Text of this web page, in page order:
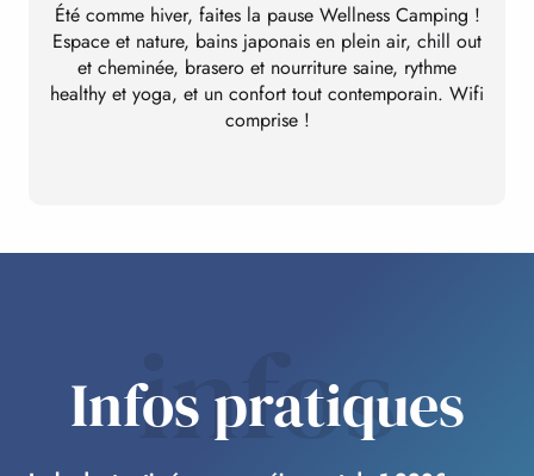
Été comme hiver, faites la pause Wellness Camping !
Espace et nature, bains japonais en plein air, chill out
et cheminée, brasero et nourriture saine, rythme
healthy et yoga, et un confort tout contemporain. Wifi
comprise !
infos
Infos pratiques